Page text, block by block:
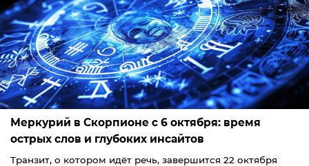
Меркурий в Скорпионе с 6 октября: время
острых слов и глубоких инсайтов
Транзит, о котором идёт речь, завершится 22 октября